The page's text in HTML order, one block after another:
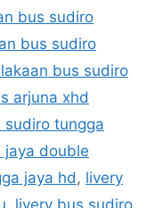
bus sudiro
bus sudiro
bus sudiro
arjuna xhd
sudiro tungga
jaya double
jaya hd , livery
, livery bus sudiro